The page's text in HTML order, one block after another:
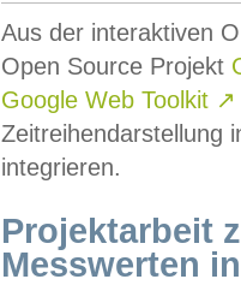
Aus der interaktiven
Open Source Projekt
Google Web Toolkit ↗
Zeitreihendarstellung
integrieren.
Projektarbeit
Messwerten